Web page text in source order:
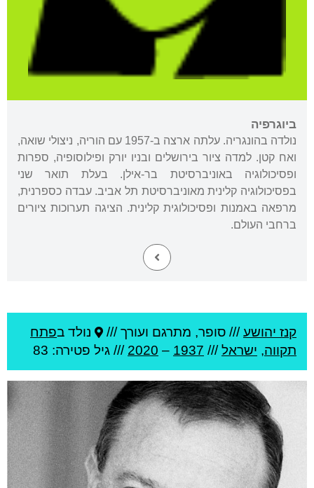
ביוגרפיה
נולדה בהונגריה. עלתה ארצה ב-1957 עם הוריה, ניצולי שואה,
ואח קטן. למדה ציור בירושלים ובניו יורק ופילוסופיה, ספרות
ופסיכולוגיה באוניברסיטת בר-אילן. בעלת תואר שני
בפסיכולוגיה קלינית מאוניברסיטת תל אביב. עבדה כספרנית,
מרפאה באמנות ופסיכולוגית קלינית. הציגה תערוכות ציורים
ברחבי העולם.
קנז יהושע/// סופר, מתרגם ועורך /// נולד בפתח
תקווה, ישראל///
1937
–
2020 /// גיל פטירה: 83